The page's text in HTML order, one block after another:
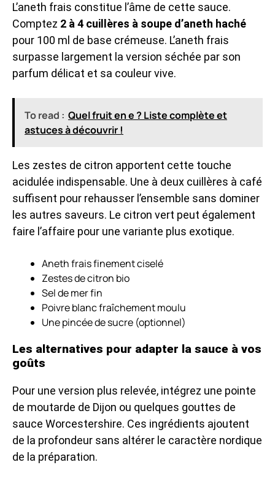
L’aneth frais constitue l’âme de cette sauce.
Comptez 2 à 4 cuillères à soupe d’aneth haché
pour 100 ml de base crémeuse. L’aneth frais
surpasse largement la version séchée par son
parfum délicat et sa couleur vive.
To read : Quel fruit en e ? Liste complète et
astuces à découvrir !
Les zestes de citron apportent cette touche
acidulée indispensable. Une à deux cuillères à café
suffisent pour rehausser l’ensemble sans dominer
les autres saveurs. Le citron vert peut également
faire l’affaire pour une variante plus exotique.
Aneth frais finement ciselé
Zestes de citron bio
Sel de mer fin
Poivre blanc fraîchement moulu
Une pincée de sucre (optionnel)
Les alternatives pour adapter la sauce à vos
goûts
Pour une version plus relevée, intégrez une pointe
de moutarde de Dijon ou quelques gouttes de
sauce Worcestershire. Ces ingrédients ajoutent
de la profondeur sans altérer le caractère nordique
de la préparation.